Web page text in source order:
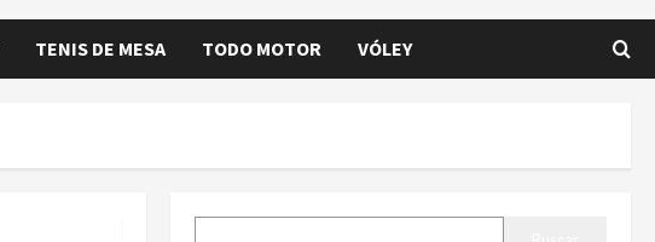
TENIS DE MESA TODO MOTOR VÓLEY